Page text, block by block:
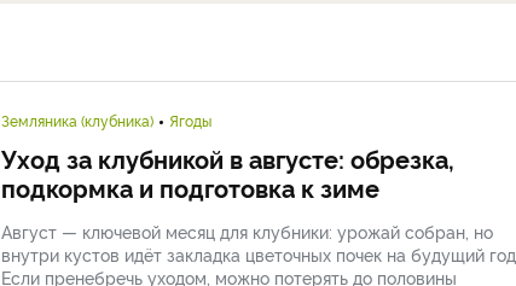
Земляника (клубника) Ягоды
Уход за клубникой в августе: обрезка,
подкормка и подготовка к зиме
Август — ключевой месяц для клубники: урожай собран, но
внутри кустов идёт закладка цветочных почек на будущий год.
Если пренебречь уходом, можно потерять до половины